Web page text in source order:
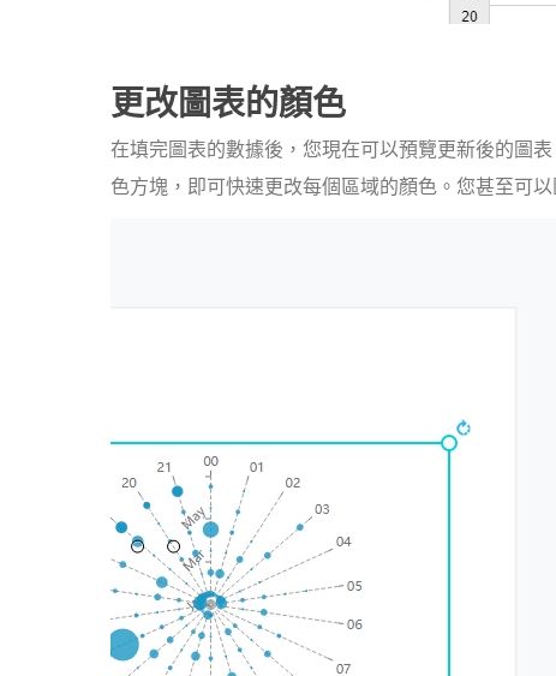
更改圖表的顏色
在填完圖表的數據後，您現在可以預覽更新後的圖
色方塊，即可快速更改每個區域的顏色。您甚至可